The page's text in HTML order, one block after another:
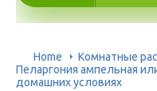
Home Комнатные
Пеларгония ампельная
домашних условиях